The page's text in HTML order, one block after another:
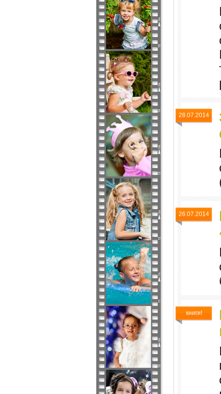
28.07.2014
26.07.2014
книги!